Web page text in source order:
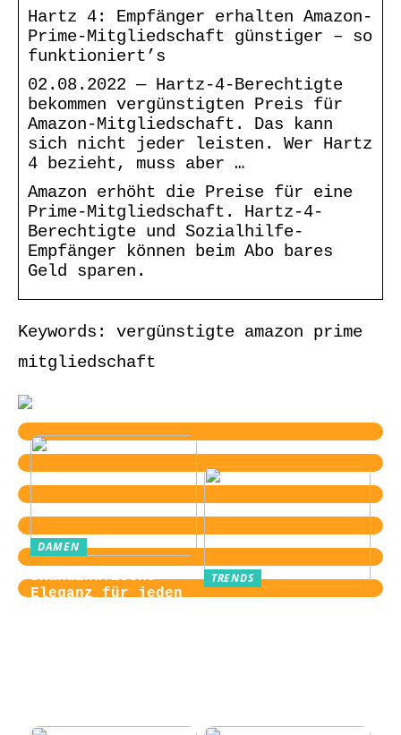
Hartz 4: Empfänger erhalten Amazon-
Prime-Mitgliedschaft günstiger – so
funktioniert’s
02.08.2022 — Hartz-4-Berechtigte
bekommen vergünstigten Preis für
Amazon-Mitgliedschaft. Das kann
sich nicht jeder leisten. Wer Hartz
4 bezieht, muss aber …
Amazon erhöht die Preise für eine
Prime-Mitgliedschaft. Hartz-4-
Berechtigte und Sozialhilfe-
Empfänger können beim Abo bares
Geld sparen.
Keywords: vergünstigte amazon prime
mitgliedschaft
DAMEN
Skandinavische
Eleganz für jeden
TRENDS